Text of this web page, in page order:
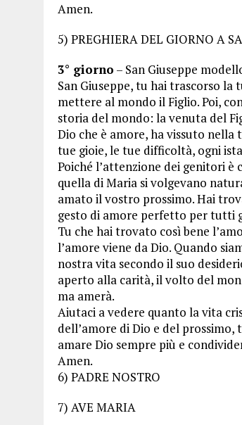
Amen.
5) PREGHIERA DEL GIORNO A
3° giorno – San Giuseppe
San Giuseppe, tu hai trascorso
mettere al mondo il Figlio. Poi,
storia del mondo: la venuta del
Dio che è amore, ha vissuto
tue gioie, le tue difficoltà, ogni
Poiché l’attenzione dei genitori
quella di Maria si volgevano
amato il vostro prossimo. Hai
gesto di amore perfetto per tutti
Tu che hai trovato così bene
l’amore viene da Dio. Quando
nostra vita secondo il suo
aperto alla carità, il volto del
ma amerà.
Aiutaci a vedere quanto la vita
dell’amore di Dio e del
amare Dio sempre più e
Amen.
6) PADRE NOSTRO
7) AVE MARIA